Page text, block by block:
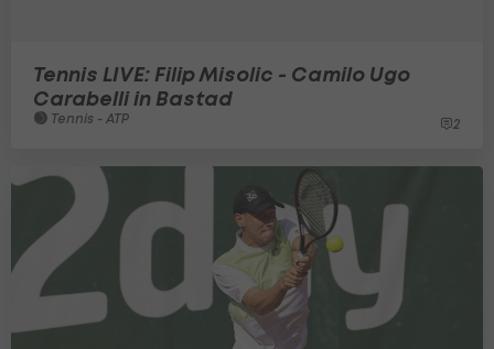
Tennis LIVE: Filip Misolic - Camilo Ugo
Carabelli in Bastad
Tennis - ATP 2